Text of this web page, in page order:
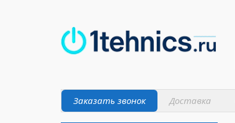
Заказать звонок Доставка